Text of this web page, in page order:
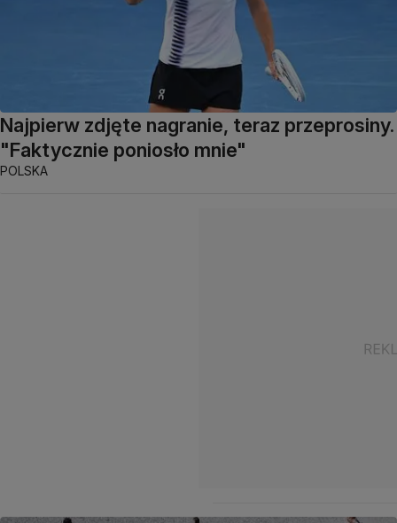
Najpierw zdjęte nagranie, teraz przeprosiny.
"Faktycznie poniosło mnie"
POLSKA